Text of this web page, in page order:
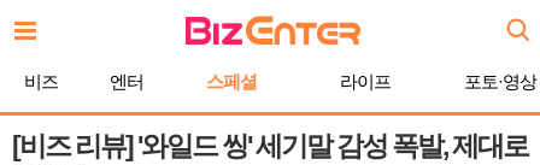
문
기
비즈 엔터 스페셜 라이프 포토·영상
[비즈 리뷰] '와일드 씽' 세기말 감성 폭발, 제대로